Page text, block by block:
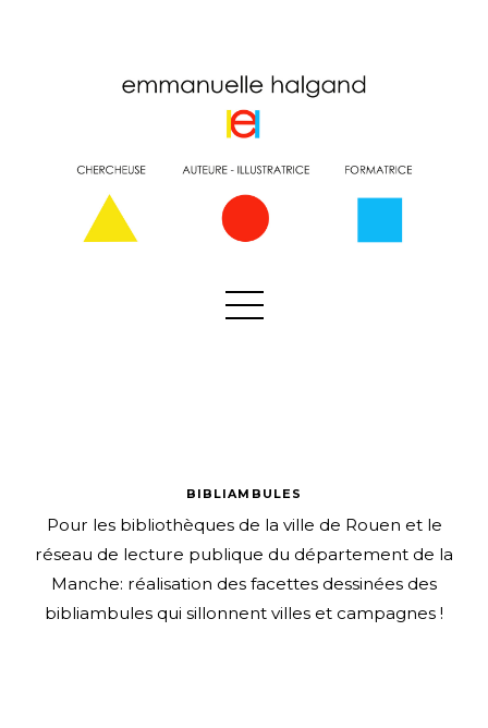
BIBLIAMBULES
Pour les bibliothèques de la ville de Rouen et le
réseau de lecture publique du département de la
Manche: réalisation des facettes dessinées des
bibliambules qui sillonnent villes et campagnes !